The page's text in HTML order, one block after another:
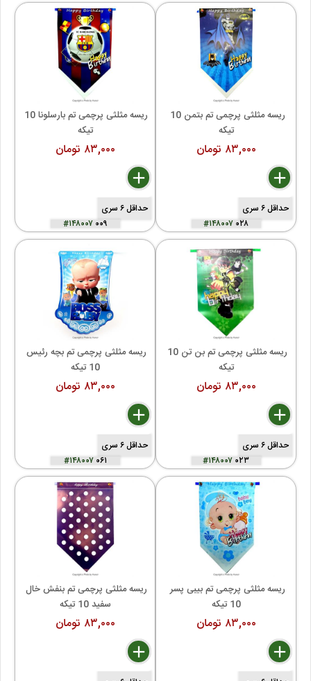
تیکه
۸۳,۰۰۰ تومان
delete
remove
add
حداقل ۶ سری
#۱۴۸۰۰۷۰۰۹
تیکه
۸۳,۰۰۰ تومان
delete
remove
add
حداقل ۶ سری
#۱۴۸۰۰۷ ۰۲۸
10 تیکه
۸۳,۰۰۰ تومان
delete
remove
add
حداقل ۶ سری
#۱۴۸۰۰۷۰۶۱
تیکه
۸۳,۰۰۰ تومان
delete
remove
add
حداقل ۶ سری
#۱۴۸۰۰۷ ۰۲۳
سفید 10 تیکه
۸۳,۰۰۰ تومان
delete
remove
add
ریسه مثلثی پرچمی تم بیبی پسر
10 تیکه
۸۳,۰۰۰ تومان
delete
remove
add